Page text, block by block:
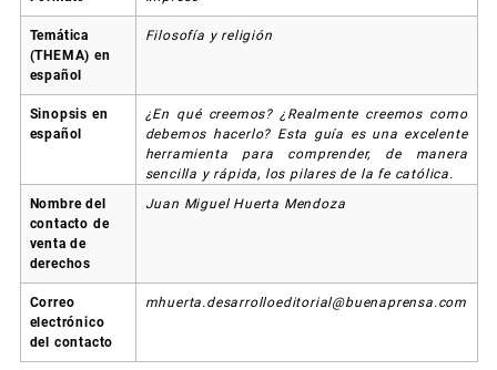
Temática
(THEMA) en
español
Filosofía y religión
Sinopsis en
español
¿En qué creemos? ¿Realmente creemos como
debemos hacerlo? Esta guía es una excelente
herramienta para comprender, de manera
sencilla y rápida, los pilares de la fe católica.
Nombre del
contacto de
venta de
derechos
Juan Miguel Huerta Mendoza
Correo
electrónico
del contacto
mhuerta.desarrolloeditorial@buenaprensa.com